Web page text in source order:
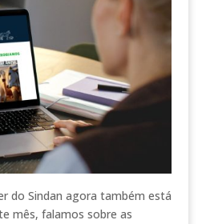
do Sindan agora também está
mês, falamos sobre as